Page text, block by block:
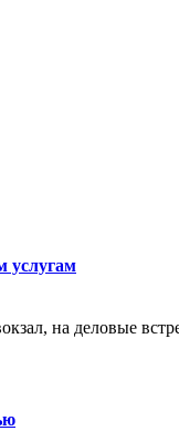
услугам
на деловые